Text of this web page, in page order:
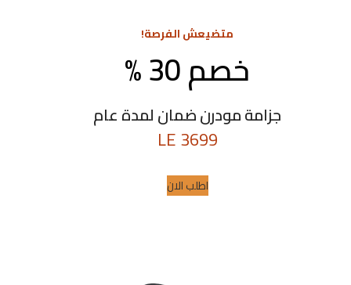
متضيعش الفرصة!
خصم 30 %
جزامة مودرن ضمان لمدة عام
3699 LE
اطلب الان
كرسى فوتية قطعه فنية